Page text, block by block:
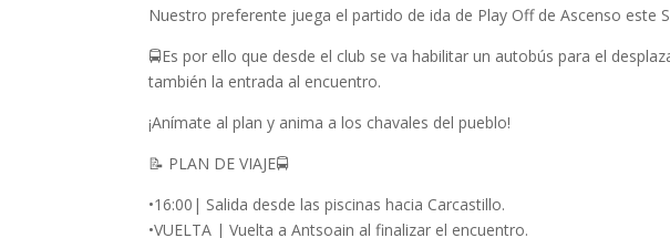
Nuestro preferente juega el partido de ida de Play Off de Ascenso este
🚍Es por ello que desde el club se va habilitar un autobús para el
también la entrada al encuentro.
¡Anímate al plan y anima a los chavales del pueblo!
📝 PLAN DE VIAJE🚍
•16:00| Salida desde las piscinas hacia Carcastillo.
•VUELTA | Vuelta a Antsoain al finalizar el encuentro.